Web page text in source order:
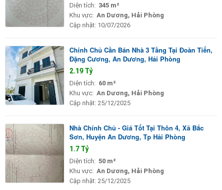
Diện tích: 345 m²
Khu vực: An Dương, Hải Phòng
Cập nhật: 10/07/2026
Chính Chủ Cần Bán Nhà 3 Tầng Tại Đoàn Tiến,
Đặng Cương, An Dương, Hải Phòng
2.19 Tỷ
Diện tích: 60 m²
Khu vực: An Dương, Hải Phòng
Cập nhật: 25/12/2025
Nhà Chính Chủ - Giá Tốt Tại Thôn 4, Xã Bắc
Sơn, Huyện An Dương, Tp Hải Phòng
1.7 Tỷ
Diện tích: 50 m²
Khu vực: An Dương, Hải Phòng
Cập nhật: 25/12/2025